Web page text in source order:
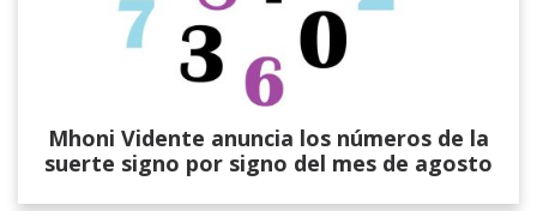
Mhoni Vidente anuncia los números de la
suerte signo por signo del mes de agosto